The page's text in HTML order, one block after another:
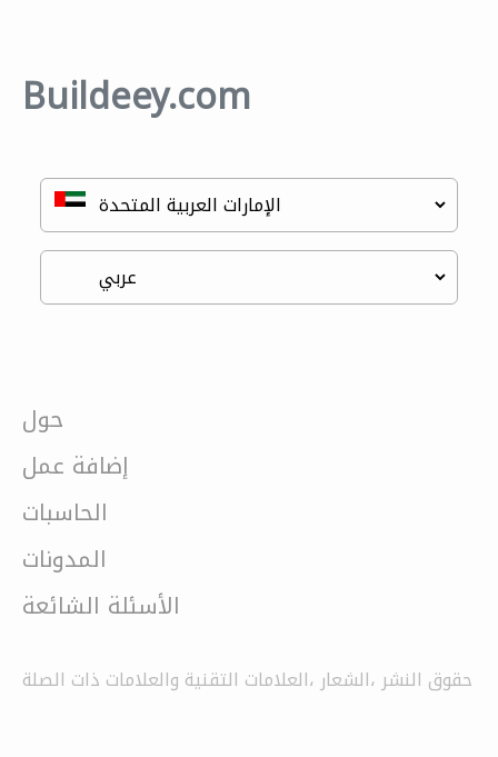
Buildeey.com
حول
إضافة عمل
الحاسبات
المدونات
الأسئلة الشائعة
حقوق النشر ،الشعار ،العلامات التقنية والعلامات ذات الصلة